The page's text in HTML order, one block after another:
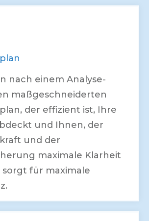
nach einem Analyse-
maßgeschneiderten
der effizient ist, Ihre
und Ihnen, der
und der
maximale Klarheit
sorgt für maximale